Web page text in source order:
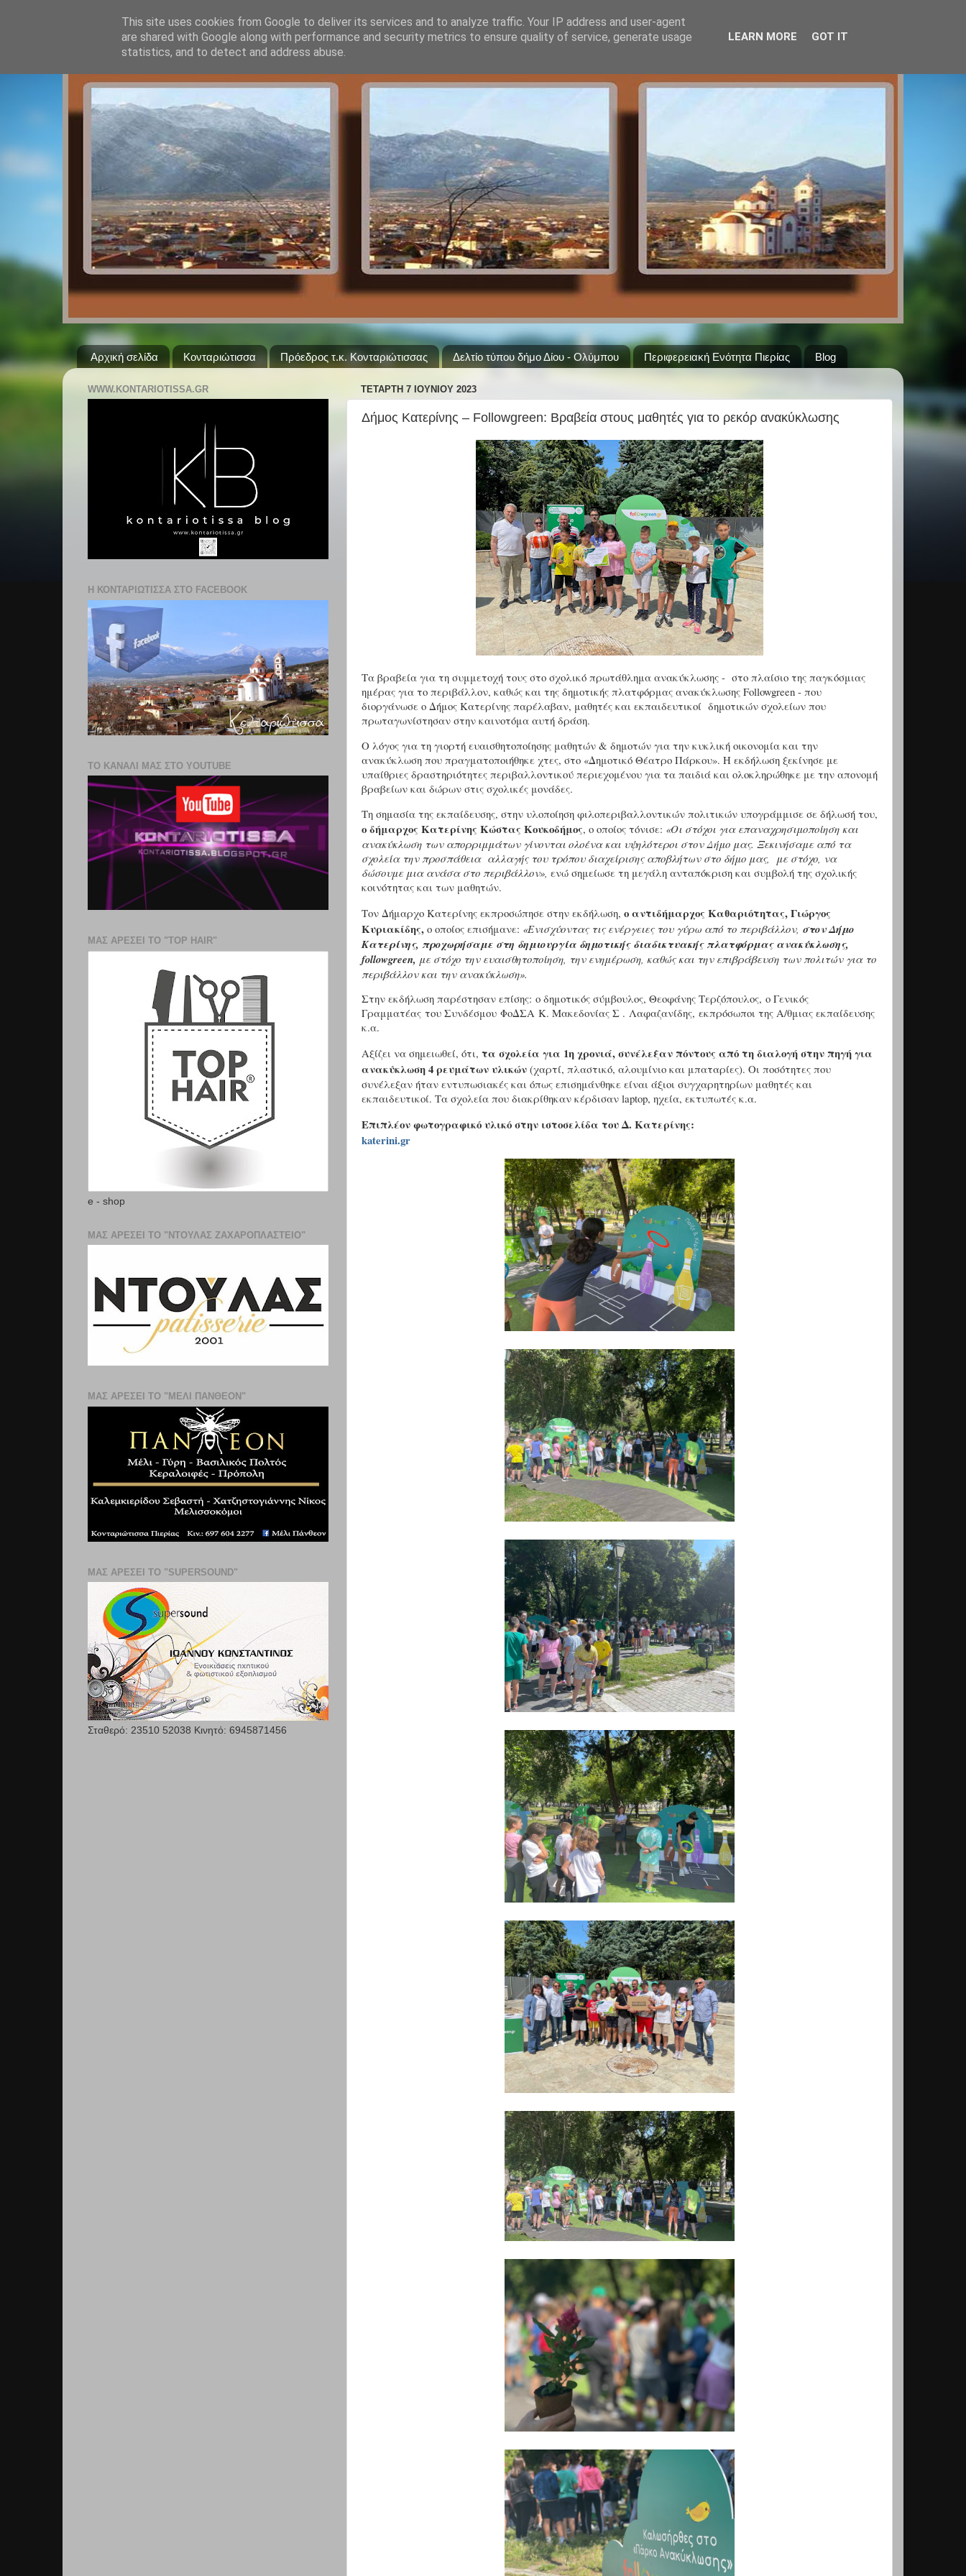
Αρχική σελίδα Κονταριώτισσα Πρόεδρος τ.κ. Κονταριώτισσας Δελτίο τύπου δήμο Δίου - Ολύμπου Περιφερειακή Ενότητα Πιερίας Blog
ΤΕΤΆΡΤΗ 7 ΙΟΥΝΊΟΥ 2023
Δήμος Κατερίνης – Followgreen: Βραβεία στους μαθητές για το ρεκόρ ανακύκλωσης
Τα βραβεία για τη συμμετοχή τους στο σχολικό πρωτάθλημα ανακύκλωσης - στο πλαίσιο της παγκόσμιας
ημέρας για το περιβάλλον, καθώς και της δημοτικής πλατφόρμας ανακύκλωσης Followgreen - που
διοργάνωσε ο Δήμος Κατερίνης παρέλαβαν, μαθητές και εκπαιδευτικοί δημοτικών σχολείων που
πρωταγωνίστησαν στην καινοτόμα αυτή δράση.
Ο λόγος για τη γιορτή ευαισθητοποίησης μαθητών & δημοτών για την κυκλική οικονομία και την
ανακύκλωση που πραγματοποιήθηκε χτες, στο «Δημοτικό Θέατρο Πάρκου». Η εκδήλωση ξεκίνησε με
υπαίθριες δραστηριότητες περιβαλλοντικού περιεχομένου για τα παιδιά και ολοκληρώθηκε με την απονομή
βραβείων και δώρων στις σχολικές μονάδες.
Τη σημασία της εκπαίδευσης, στην υλοποίηση φιλοπεριβαλλοντικών πολιτικών υπογράμμισε σε δήλωσή του,
ο δήμαρχος Κατερίνης Κώστας Κουκοδήμος, ο οποίος τόνισε: «Οι στόχοι για επαναχρησιμοποίηση και
ανακύκλωση των απορριμμάτων γίνονται ολοένα και υψηλότεροι στον Δήμο μας. Ξεκινήσαμε από τα
σχολεία την προσπάθεια αλλαγής του τρόπου διαχείρισης αποβλήτων στο δήμο μας, με στόχο, να
δώσουμε μια ανάσα στο περιβάλλον», ενώ σημείωσε τη μεγάλη ανταπόκριση και συμβολή της σχολικής
κοινότητας και των μαθητών.
Τον Δήμαρχο Κατερίνης εκπροσώπησε στην εκδήλωση, ο αντιδήμαρχος Καθαριότητας, Γιώργος
Κυριακίδης, ο οποίος επισήμανε: «Ενισχύοντας τις ενέργειες του γύρω από το περιβάλλον, στον Δήμο
Κατερίνης, προχωρήσαμε στη δημιουργία δημοτικής διαδικτυακής πλατφόρμας ανακύκλωσης,
followgreen, με στόχο την ευαισθητοποίηση, την ενημέρωση, καθώς και την επιβράβευση των πολιτών για το
περιβάλλον και την ανακύκλωση».
Στην εκδήλωση παρέστησαν επίσης: ο δημοτικός σύμβουλος, Θεοφάνης Τερζόπουλος, ο Γενικός
Γραμματέας του Συνδέσμου ΦοΔΣΑ Κ. Μακεδονίας Σ . Λαφαζανίδης, εκπρόσωποι της Α/θμιας εκπαίδευσης
κ.α.
Αξίζει να σημειωθεί, ότι, τα σχολεία για 1η χρονιά, συνέλεξαν πόντους από τη διαλογή στην πηγή για
ανακύκλωση 4 ρευμάτων υλικών (χαρτί, πλαστικό, αλουμίνιο και μπαταρίες). Οι ποσότητες που
συνέλεξαν ήταν εντυπωσιακές και όπως επισημάνθηκε είναι άξιοι συγχαρητηρίων μαθητές και
εκπαιδευτικοί. Τα σχολεία που διακρίθηκαν κέρδισαν laptop, ηχεία, εκτυπωτές κ.α.
Επιπλέον φωτογραφικό υλικό στην ιστοσελίδα του Δ. Κατερίνης:
katerini.gr
WWW.KONTARIOTISSA.GR
Η ΚΟΝΤΑΡΙΩΤΙΣΣΑ ΣΤΟ FACEBOOK
ΤΟ ΚΑΝΑΛΙ ΜΑΣ ΣΤΟ YOUTUBE
ΜΑΣ ΑΡΕΣΕΙ ΤΟ "TOP HAIR"
e - shop
ΜΑΣ ΑΡΕΣΕΙ ΤΟ "ΝΤΟΥΛΑΣ ΖΑΧΑΡΟΠΛΑΣΤΕΊΟ"
ΜΑΣ ΑΡΕΣΕΙ ΤΟ "ΜΕΛΙ ΠΑΝΘΕΟΝ"
ΜΑΣ ΑΡΕΣΕΙ ΤΟ "SUPERSOUND"
Σταθερό: 23510 52038 Κινητό: 6945871456
This site uses cookies from Google to deliver its services and to analyze traffic. Your IP address and user-agent
are shared with Google along with performance and security metrics to ensure quality of service, generate usage
statistics, and to detect and address abuse.
LEARN MORE GOT IT